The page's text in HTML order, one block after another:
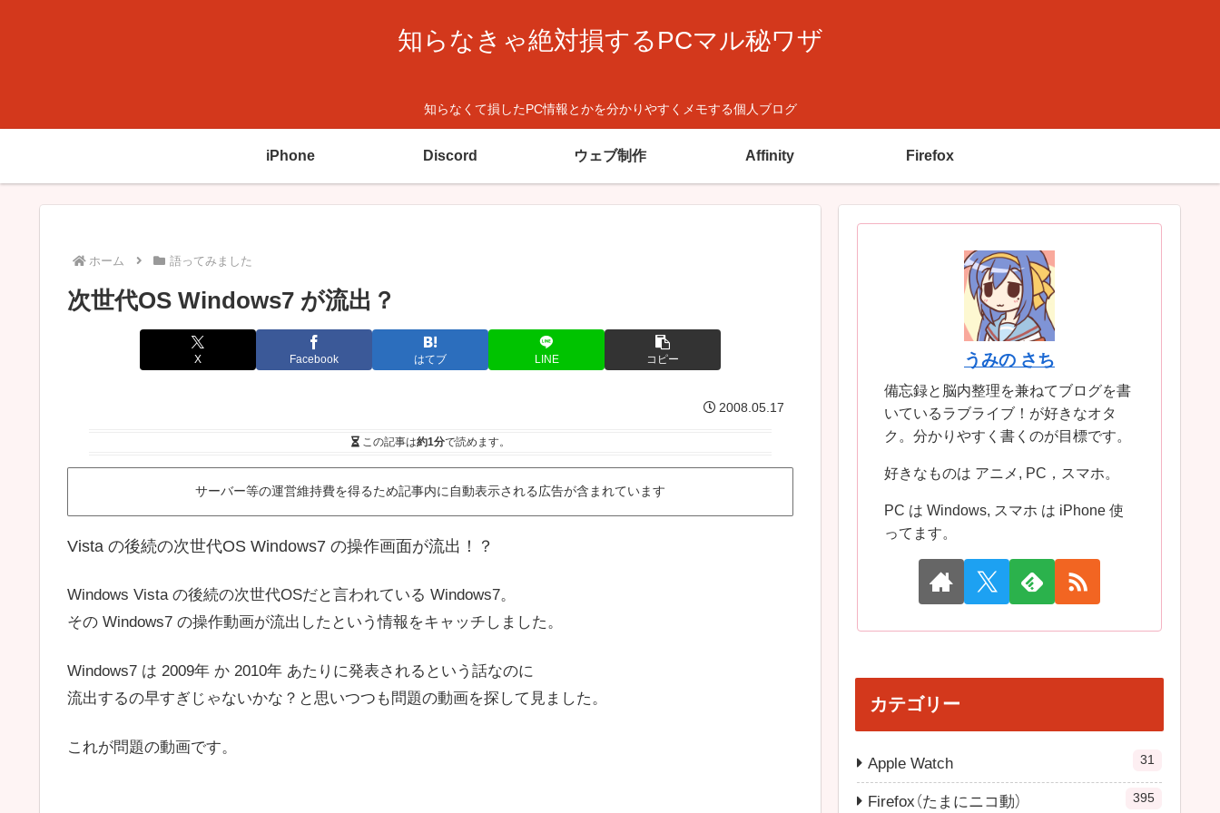
知らなきゃ絶対損するPCマル秘ワザ
知らなくて損したPC情報とかを分かりやすくメモする個人ブログ
iPhone Discord ウェブ制作 Affinity Firefox
ホーム 語ってみました
次世代OS Windows7 が流出？
X Facebook はてブ LINE コピー
2008.05.17
この記事は約1分で読めます。
サーバー等の運営維持費を得るため記事内に自動表示される広告が含まれています
Vista の後続の次世代OS Windows7 の操作画面が流出！？
Windows Vista の後続の次世代OSだと言われている Windows7。
その Windows7 の操作動画が流出したという情報をキャッチしました。
Windows7 は 2009年 か 2010年 あたりに発表されるという話なのに
流出するの早すぎじゃないかな？と思いつつも問題の動画を探して見ました。
これが問題の動画です。
うみの さち
備忘録と脳内整理を兼ねてブログを書
いているラブライブ！が好きなオタ
ク。分かりやすく書くのが目標です。
好きなものは アニメ, PC，スマホ。
PC は Windows, スマホ は iPhone 使
ってます。
カテゴリー
Apple Watch 31
Firefox（たまにニコ動） 395